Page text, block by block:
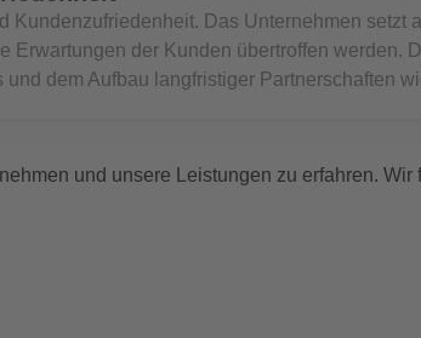
Das Unternehmen setzt
Erwartungen der Kunden übertroffen werden.
dem Aufbau langfristiger Partnerschaften
und unsere Leistungen zu erfahren.